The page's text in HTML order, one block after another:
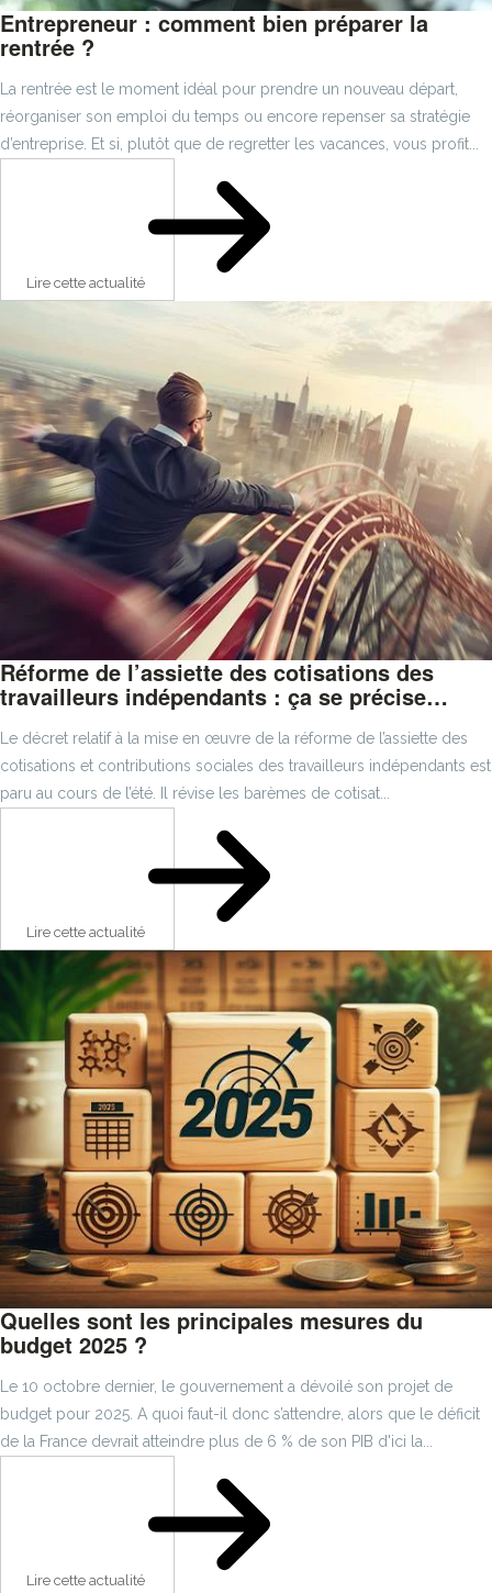
Entrepreneur : comment bien préparer la
rentrée ?
La rentrée est le moment idéal pour prendre un nouveau départ,
réorganiser son emploi du temps ou encore repenser sa stratégie
d’entreprise. Et si, plutôt que de regretter les vacances, vous profit...
Lire cette actualité
Réforme de l’assiette des cotisations des
travailleurs indépendants : ça se précise…
Le décret relatif à la mise en œuvre de la réforme de l’assiette des
cotisations et contributions sociales des travailleurs indépendants est
paru au cours de l’été. Il révise les barèmes de cotisat...
Lire cette actualité
Quelles sont les principales mesures du
budget 2025 ?
Le 10 octobre dernier, le gouvernement a dévoilé son projet de
budget pour 2025. A quoi faut-il donc s’attendre, alors que le déficit
de la France devrait atteindre plus de 6 % de son PIB d'ici la...
Lire cette actualité